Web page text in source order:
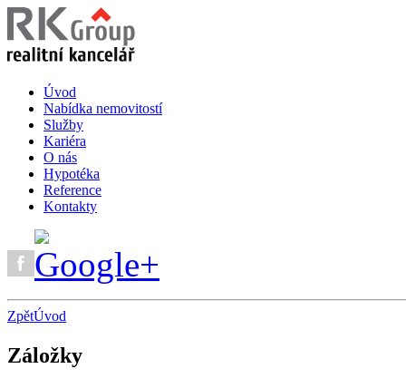
Úvod
Nabídka nemovitostí
Služby
Kariéra
O nás
Hypotéka
Reference
Kontakty
ZpětÚvod
Záložky